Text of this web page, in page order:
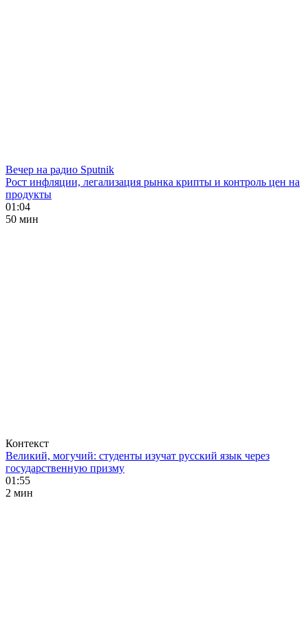
Вечер на радио Sputnik
Рост инфляции, легализация рынка крипты и контроль цен на
продукты
01:04
50 мин
Контекст
Великий, могучий: студенты изучат русский язык через
государственную призму
01:55
2 мин